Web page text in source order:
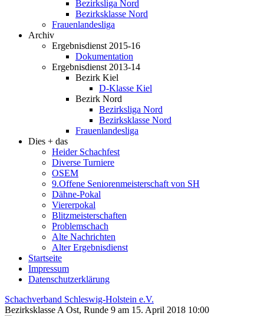
Bezirksliga Nord
Bezirksklasse Nord
Frauenlandesliga
Archiv
Ergebnisdienst 2015-16
Dokumentation
Ergebnisdienst 2013-14
Bezirk Kiel
D-Klasse Kiel
Bezirk Nord
Bezirksliga Nord
Bezirksklasse Nord
Frauenlandesliga
Dies + das
Heider Schachfest
Diverse Turniere
OSEM
9.Offene Seniorenmeisterschaft von SH
Dähne-Pokal
Viererpokal
Blitzmeisterschaften
Problemschach
Alte Nachrichten
Alter Ergebnisdienst
Startseite
Impressum
Datenschutzerklärung
Schachverband Schleswig-Holstein e.V.
Bezirksklasse A Ost, Runde 9 am 15. April 2018 10:00